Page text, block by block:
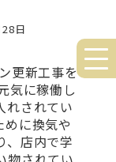
日
更新工事を
気に稼働し
れされてい
に換気や
、店内で学